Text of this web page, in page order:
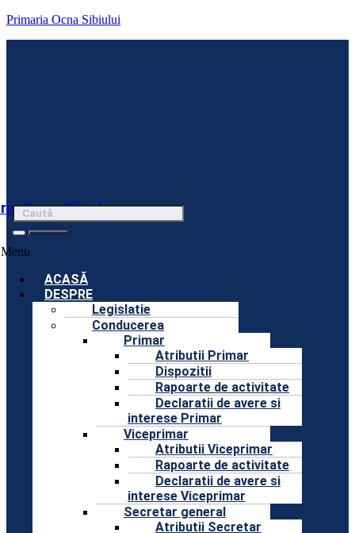
Primaria Ocna Sibiului
Ocna Sibiului
Menu
ACASĂ
DESPRE
Legislatie
Conducerea
Primar
Atributii Primar
Dispozitii
Rapoarte de activitate
Declaratii de avere si
interese Primar
Viceprimar
Atributii Viceprimar
Rapoarte de activitate
Declaratii de avere si
interese Viceprimar
Secretar general
Atributii Secretar